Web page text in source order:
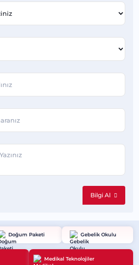
Bilgi Al
Doğum Paketi Gebelik Okulu
Medikal Teknolojiler